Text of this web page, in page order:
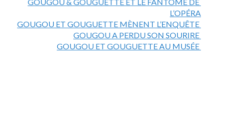
L’OPÉRA
GOUGOU ET GOUGUETTE MÈNENT L’ENQUÊTE
GOUGOU A PERDU SON SOURIRE
GOUGOU ET GOUGUETTE AU MUSÉE